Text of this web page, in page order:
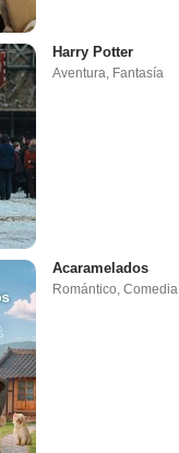
Harry Potter
Aventura, Fantasía
Acaramelados
Romántico,Comedia